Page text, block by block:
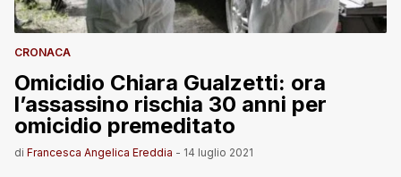
CRONACA
Omicidio Chiara Gualzetti: ora
l’assassino rischia 30 anni per
omicidio premeditato
di Francesca Angelica Ereddia - 14 luglio 2021